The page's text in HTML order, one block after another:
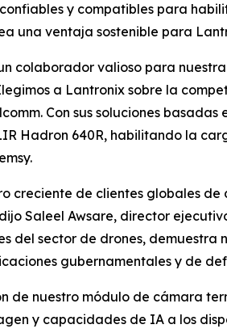
y compatibles para
una ventaja sostenible para
colaborador valioso para
a Lantronix sobre la
Con sus soluciones
Hadron 640R, habilitando la
creciente de clientes globales
Saleel Awsare, director
del sector de drones, demuestra
gubernamentales y de
de nuestro módulo de cámara
y capacidades de IA a los